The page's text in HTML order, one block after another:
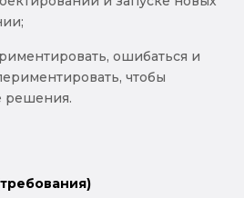
ошибаться и
чтобы
решения.